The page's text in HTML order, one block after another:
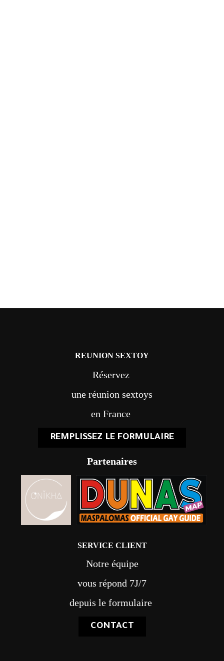
REUNION SEXTOY
Réservez
une réunion sextoys
en France
REMPLISSEZ LE FORMULAIRE
Partenaires
SERVICE CLIENT
Notre équipe
vous répond 7J/7
depuis le formulaire
CONTACT